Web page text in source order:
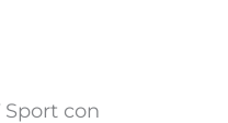
con